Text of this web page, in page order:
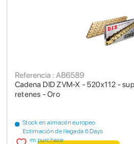
Cadena DID ZVM-X - 520x112 -
retenes - Oro
Referencia : AB6589
Stock en almacén europeo
Estimación de llegada 6 Days
from purchase